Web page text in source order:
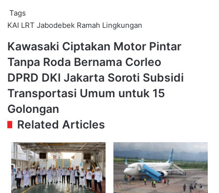
Tags
KAI LRT Jabodebek Ramah Lingkungan
Kawasaki
Ciptakan
Motor
Pintar
Tanpa
Roda
Bernama
Corleo
Kawasaki Ciptakan Motor Pintar
Tanpa Roda Bernama Corleo
DPRD
Jakarta
Soroti
Subsidi
Transportasi
untuk
15
Golongan
DPRD DKI Jakarta Soroti Subsidi
Transportasi Umum untuk 15
Golongan
Related Articles